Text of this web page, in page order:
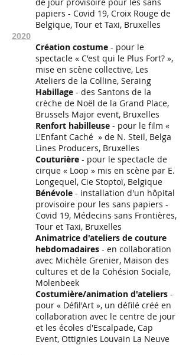
papiers - Covid 19, Croix Rouge de
Belgique, Tour et Taxi, Bruxelles
2020
Création costume - pour le
spectacle « C'est qui le Plus Fort? »,
mise en scène collective, Les
Ateliers de la Colline, Seraing
Habillage - des Santons de la
crèche de Noël de la Grand Place,
Brussels Major event, Bruxelles
Renfort habilleuse - pour le film «
L'Enfant Caché » de N. Steil, Belga
Lines Producers, Bruxelles
Couturière - pour le spectacle de
cirque « Loop » mis en scène par E.
Longequel, Cie Stoptoï, Belgique
Bénévole - installation d'un hôpital
provisoire pour les sans papiers -
Covid 19, Médecins sans Frontières,
Tour et Taxi, Bruxelles
Animatrice d'ateliers de couture
hebdomadaires - en collaboration
avec Michèle Grenier, Maison des
cultures et de la Cohésion Sociale,
Molenbeek
Costumière/animation d'ateliers -
pour « Défil'Art », un défilé créé en
collaboration avec le centre de jour
et les écoles d'Escalpade, Cap
Event, Ottignies Louvain La Neuve